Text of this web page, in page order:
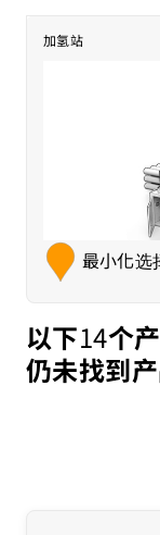
加氢站
最小化选
以下14个
仍未找到